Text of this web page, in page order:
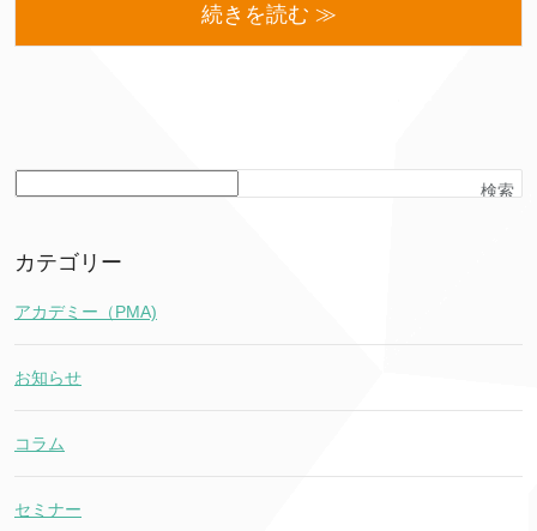
続きを読む ≫
検索
カテゴリー
アカデミー（PMA)
お知らせ
コラム
セミナー